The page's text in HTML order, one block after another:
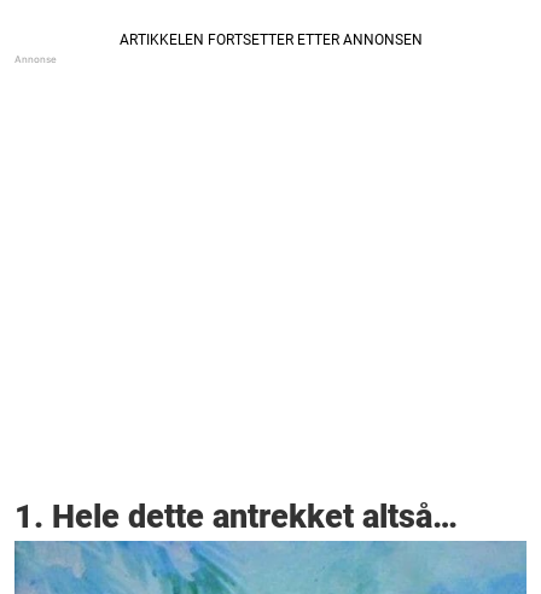
1. Hele dette antrekket altså…